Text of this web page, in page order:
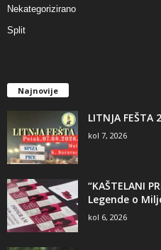
Nekategorizirano
Split
Najnovije
LITNJA
kol 7, 2026
“KAŠTELANI
Legende o
kol 6, 2026